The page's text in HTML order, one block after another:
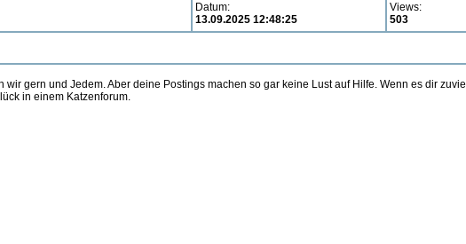
Datum:
13.09.2025 12:48:25
Views:
503
wir gern und Jedem. Aber deine Postings machen so gar keine Lust auf Hilfe. Wenn es dir
in einem Katzenforum.